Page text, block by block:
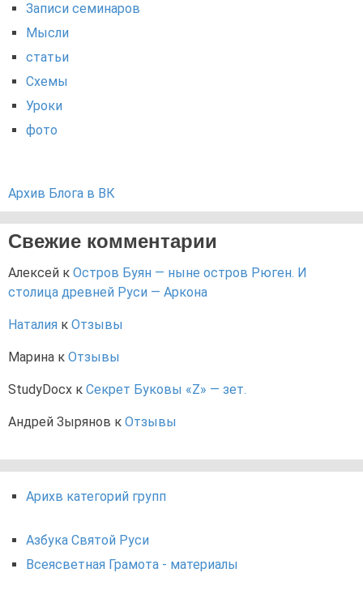
Записи семинаров
Мысли
статьи
Схемы
Уроки
фото
Архив Блога в ВК
Свежие комментарии
Алексей к Остров Буян — ныне остров Рюген. И
столица древней Руси — Аркона
Наталия к Отзывы
Марина к Отзывы
StudyDocx к Секрет Буковы «Z» — зет.
Андрей Зырянов к Отзывы
Арихв категорий групп
Азбука Святой Руси
Всеясветная Грамота - материалы